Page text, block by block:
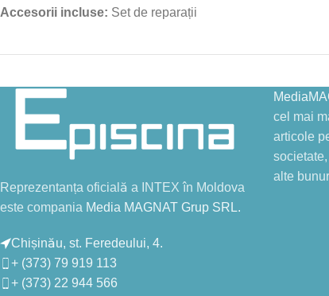
Accesorii incluse: Set de reparații
Reprezentanța oficială a INTEX în Moldova
este compania Media MAGNAT Grup SRL.
Chișinău, st. Feredeului, 4.
+ (373) 79 919 113
+ (373) 22 944 566
cel mai
articole
alte